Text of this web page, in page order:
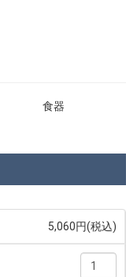
食器
5,060円(税込)